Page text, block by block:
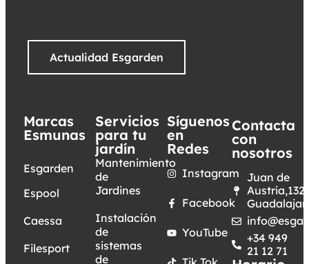
Actualidad Esgarden
Marcas
Esmunas
Esgarden
Espool
Caessa
Filesport
Servicios
para tu
jardín
Mantenimiento
de
Jardines
Instalación
de
sistemas
de
Síguenos
en
Redes
Instagram
Facebook
YouTube
Contacta
con
nosotros
Juan de
Austria,132.
+34 949
21 12 71